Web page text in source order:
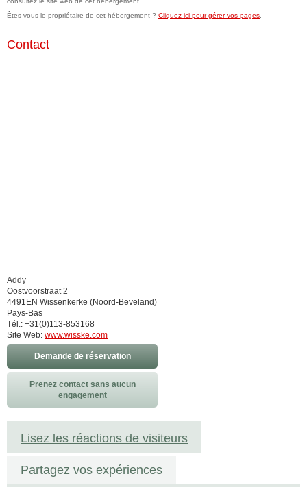
Êtes-vous le propriétaire de cet hébergement ? Cliquez ici pour gérer vos pages
Contact
Addy
Oostvoorstraat 2
4491EN Wissenkerke (Noord-Beveland)
Pays-Bas
Tél.: +31(0)113-853168
Site Web: www.wisske.com
Demande de réservation
Prenez contact sans aucun
engagement
Lisez les réactions de visiteurs
Partagez vos expériences